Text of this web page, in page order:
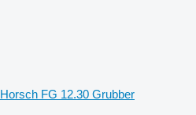
Horsch FG 12.30 Grubber